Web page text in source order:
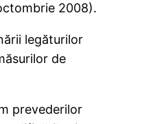
2008).
legăturilor
de
prevederilor